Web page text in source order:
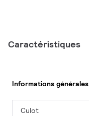
Caractéristiques
Informations générales
Culot